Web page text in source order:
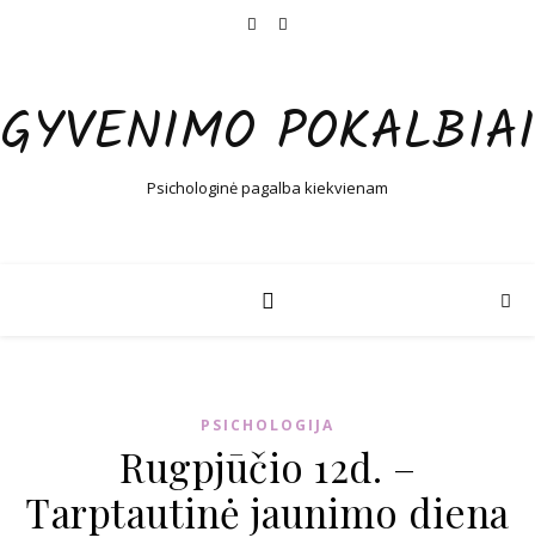
GYVENIMO POKALBIAI
Psichologinė pagalba kiekvienam
PSICHOLOGIJA
Rugpjūčio 12d. –
Tarptautinė jaunimo diena